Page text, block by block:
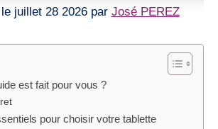
le juillet 28 2026 par José PEREZ
est fait pour vous ?
pour choisir votre tablette